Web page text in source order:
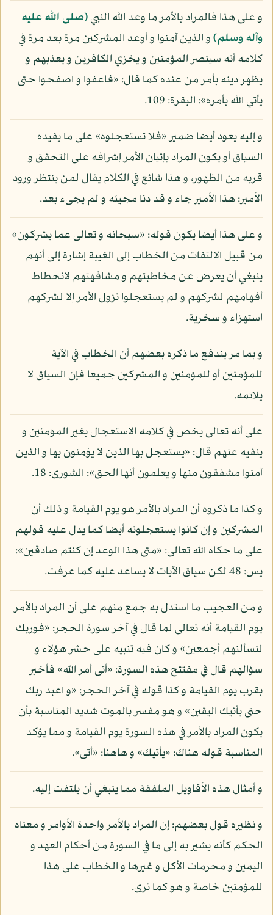
و على هذا فالمراد بالأمر ما وعد الله النبي(صلى الله عليه
وآله وسلم)و الذين آمنوا و أوعد المشركين مرة بعد مرة في
كلامه أنه سينصر المؤمنين و يخزي الكافرين و يعذبهم و
يظهر دينه بأمر من عنده كما قال: «فاعفوا و اصفحوا حتى
يأتي الله بأمره»: البقرة: 109.
و إليه يعود أيضا ضمير «فلا تستعجلوه» على ما يفيده
السياق أو يكون المراد بإتيان الأمر إشرافه على التحقق و
قربه من الظهور، و هذا شائع في الكلام يقال لمن ينتظر ورود
الأمير: هذا الأمير جاء و قد دنا مجيئه و لم يجىء بعد.
و على هذا أيضا يكون قوله: «سبحانه و تعالى عما يشركون»
من قبيل الالتفات من الخطاب إلى الغيبة إشارة إلى أنهم
ينبغي أن يعرض عن مخاطبتهم و مشافهتهم لانحطاط
أفهامهم لشركهم و لم يستعجلوا نزول الأمر إلا لشركهم
استهزاء و سخرية.
و بما مر يندفع ما ذكره بعضهم أن الخطاب في الآية
للمؤمنين أو للمؤمنين و المشركين جميعا فإن السياق لا
يلائمه.
على أنه تعالى يخص في كلامه الاستعجال بغير المؤمنين و
ينفيه عنهم قال: «يستعجل بها الذين لا يؤمنون بها و الذين
آمنوا مشفقون منها و يعلمون أنها الحق»: الشورى: 18.
و كذا ما ذكروه أن المراد بالأمر هو يوم القيامة و ذلك أن
المشركين و إن كانوا يستعجلونه أيضا كما يدل عليه قولهم
على ما حكاه الله تعالى: «متى هذا الوعد إن كنتم صادقين»:
يس: 48 لكن سياق الآيات لا يساعد عليه كما عرفت.
و من العجيب ما استدل به جمع منهم على أن المراد بالأمر
يوم القيامة أنه تعالى لما قال في آخر سورة الحجر: «فوربك
لنسألنهم أجمعين» و كان فيه تنبيه على حشر هؤلاء و
سؤالهم قال في مفتتح هذه السورة: «أتى أمر الله» فأخبر
بقرب يوم القيامة و كذا قوله في آخر الحجر: «و اعبد ربك
حتى يأتيك اليقين» و هو مفسر بالموت شديد المناسبة بأن
يكون المراد بالأمر في هذه السورة يوم القيامة و مما يؤكد
المناسبة قوله هناك: «يأتيك» و هاهنا: «أتى».
و أمثال هذه الأقاويل الملفقة مما ينبغي أن يلتفت إليه.
و نظيره قول بعضهم: إن المراد بالأمر واحدة الأوامر و معناه
الحكم كأنه يشير به إلى ما في السورة من أحكام العهد و
اليمين و محرمات الأكل و غيرها و الخطاب على هذا
للمؤمنين خاصة و هو كما ترى.